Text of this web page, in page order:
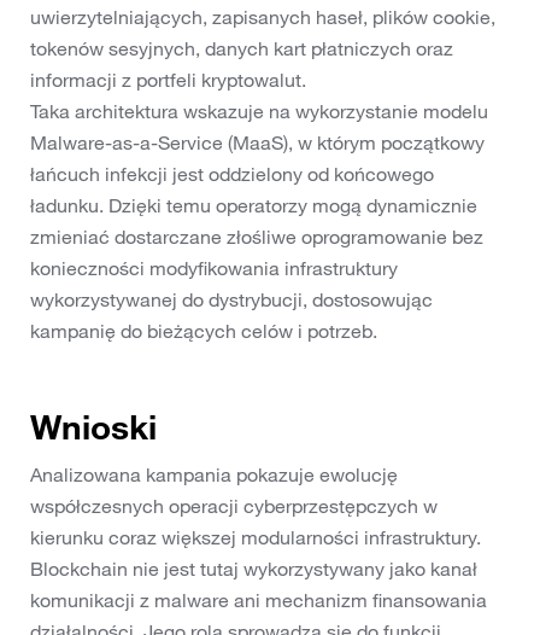
uwierzytelniających, zapisanych haseł, plików cookie,
tokenów sesyjnych, danych kart płatniczych oraz
informacji z portfeli kryptowalut.
Taka architektura wskazuje na wykorzystanie modelu
Malware-as-a-Service (MaaS), w którym początkowy
łańcuch infekcji jest oddzielony od końcowego
ładunku. Dzięki temu operatorzy mogą dynamicznie
zmieniać dostarczane złośliwe oprogramowanie bez
konieczności modyfikowania infrastruktury
wykorzystywanej do dystrybucji, dostosowując
kampanię do bieżących celów i potrzeb.
Wnioski
Analizowana kampania pokazuje ewolucję
współczesnych operacji cyberprzestępczych w
kierunku coraz większej modularności infrastruktury.
Blockchain nie jest tutaj wykorzystywany jako kanał
komunikacji z malware ani mechanizm finansowania